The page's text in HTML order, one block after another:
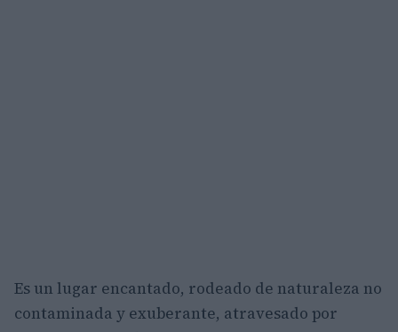
Es un lugar encantado, rodeado de naturaleza no
contaminada y exuberante, atravesado por